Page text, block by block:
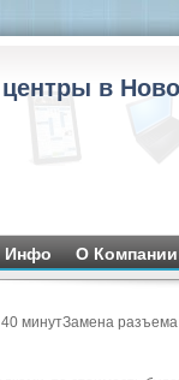
в
Инфо О Компании
минутЗамена разъема